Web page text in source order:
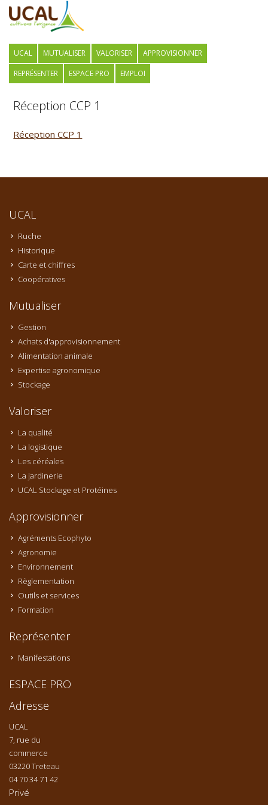
UCAL MUTUALISER VALORISER
APPROVISIONNER
REPRÉSENTER
ESPACE PRO EMPLOI
Réception CCP 1
Réception CCP 1
UCAL
Ruche
Historique
Carte et chiffres
Coopératives
Mutualiser
Gestion
Achats d'approvisionnement
Alimentation animale
Expertise agronomique
Stockage
Valoriser
La qualité
La logistique
Les céréales
La jardinerie
UCAL Stockage et Protéines
Approvisionner
Agréments Ecophyto
Agronomie
Environnement
Règlementation
Outils et services
Formation
Représenter
Manifestations
ESPACE PRO
Adresse
UCAL
7, rue du
commerce
03220 Treteau
04 70 34 71 42
Privé